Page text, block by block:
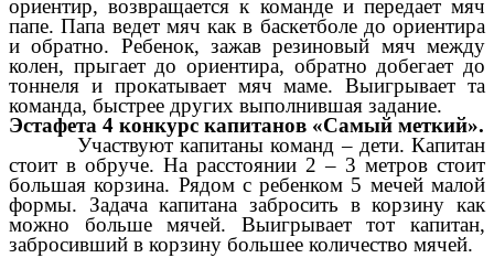
ориентир, возвращается к команде и передает мяч
папе. Папа ведет мяч как в баскетболе до ориентира
и обратно. Ребенок, зажав резиновый мяч между
колен, прыгает до ориентира, обратно добегает до
тоннеля и прокатывает мяч маме. Выигрывает та
команда, быстрее других выполнившая задание.
Эстафета 4 конкурс капитанов «Самый меткий».
Участвуют капитаны команд – дети. Капитан
стоит в обруче. На расстоянии 2 – 3 метров стоит
большая корзина. Рядом с ребенком 5 мечей малой
формы. Задача капитана забросить в корзину как
можно больше мячей. Выигрывает тот капитан,
забросивший в корзину большее количество мячей.